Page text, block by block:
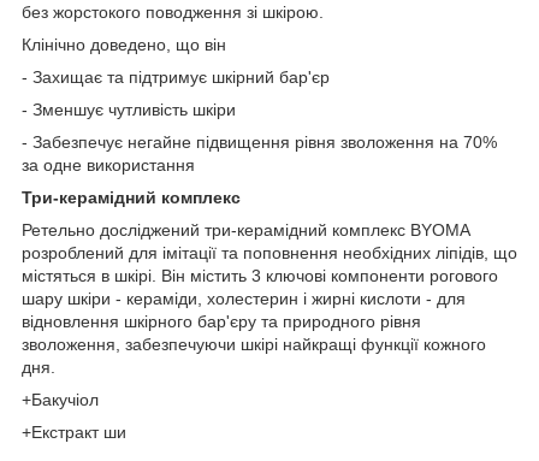
без жорстокого поводження зі шкірою.
Клінічно доведено, що він
- Захищає та підтримує шкірний бар'єр
- Зменшує чутливість шкіри
- Забезпечує негайне підвищення рівня зволоження на 70%
за одне використання
Три-керамідний комплекс
Ретельно досліджений три-керамідний комплекс BYOMA
розроблений для імітації та поповнення необхідних ліпідів, що
містяться в шкірі. Він містить 3 ключові компоненти рогового
шару шкіри - кераміди, холестерин і жирні кислоти - для
відновлення шкірного бар'єру та природного рівня
зволоження, забезпечуючи шкірі найкращі функції кожного
дня.
+Бакучіол
+Екстракт ши